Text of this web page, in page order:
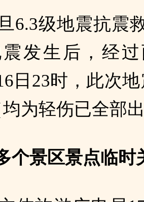
6.3级地震抗震
发生后，经
日23时，此次
为轻伤已全部出
个景区景点临时